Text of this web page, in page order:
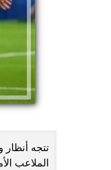
تتجه
الملاعب
انغام تختار جدة محطة
البومها